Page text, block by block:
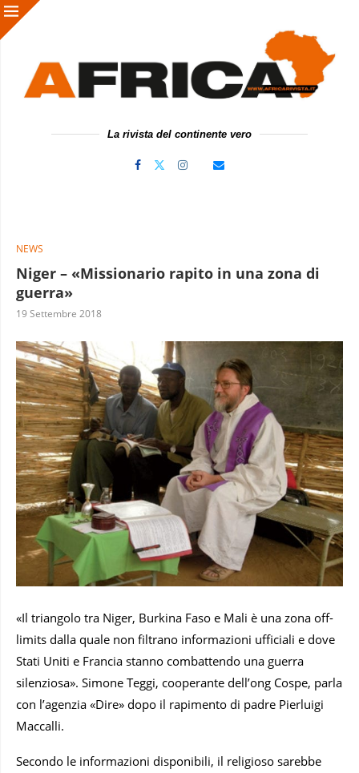
La rivista del continente vero
NEWS
Niger – «Missionario rapito in una zona di
guerra»
19 Settembre 2018
«Il triangolo tra Niger, Burkina Faso e Mali è una zona off-
limits dalla quale non filtrano informazioni ufficiali e dove
Stati Uniti e Francia stanno combattendo una guerra
silenziosa». Simone Teggi, cooperante dell’ong Cospe, parla
con l’agenzia «Dire» dopo il rapimento di padre Pierluigi
Maccalli.
Secondo le informazioni disponibili, il religioso sarebbe